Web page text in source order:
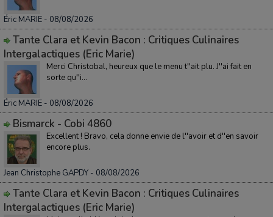
Éric MARIE - 08/08/2026
Tante Clara et Kevin Bacon : Critiques Culinaires
Intergalactiques (Eric Marie)
Merci Christobal, heureux que le menu t''ait plu. J''ai fait en
sorte qu''i...
Éric MARIE - 08/08/2026
Bismarck - Cobi 4860
Excellent ! Bravo, cela donne envie de l''avoir et d''en savoir
encore plus.
Jean Christophe GAPDY - 08/08/2026
Tante Clara et Kevin Bacon : Critiques Culinaires
Intergalactiques (Eric Marie)